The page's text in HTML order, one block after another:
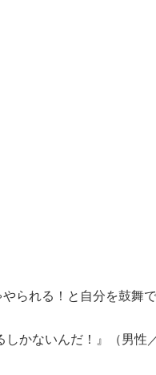
られる！と自分を鼓舞
しかないんだ！』（男性